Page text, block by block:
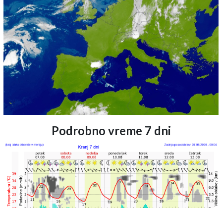
Podrobno vreme 7 dni